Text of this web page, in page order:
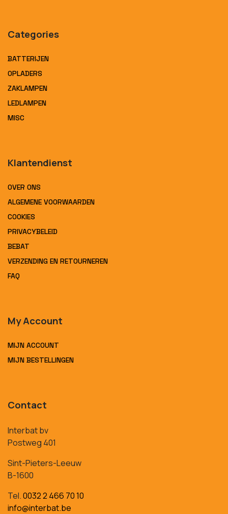
Categories
BATTERIJEN
OPLADERS
ZAKLAMPEN
LEDLAMPEN
MISC
Klantendienst
OVER ONS
ALGEMENE VOORWAARDEN
COOKIES
PRIVACYBELEID
BEBAT
VERZENDING EN RETOURNEREN
FAQ
My Account
MIJN ACCOUNT
MIJN BESTELLINGEN
Contact
Interbat bv
Postweg 401
Sint-Pieters-Leeuw
B-1600
Tel.0032 2 466 70 10
info@interbat.be